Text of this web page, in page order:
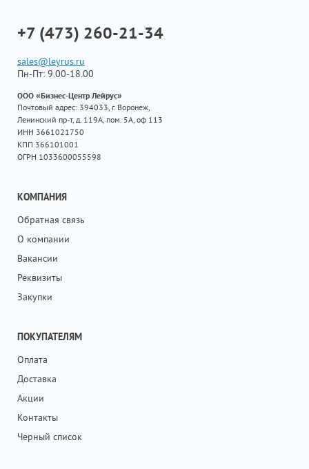
+7 (473) 260-21-34
sales@leyrus.ru
Пн-Пт: 9.00-18.00
ООО «Бизнес-Центр Лейрус»
Почтовый адрес: 394033, г. Воронеж,
Ленинский пр-т, д. 119А, пом. 5А, оф 113
ИНН 3661021750
КПП 366101001
ОГРН 1033600055598
КОМПАНИЯ
Обратная связь
О компании
Вакансии
Реквизиты
Закупки
ПОКУПАТЕЛЯМ
Оплата
Доставка
Акции
Контакты
Черный список